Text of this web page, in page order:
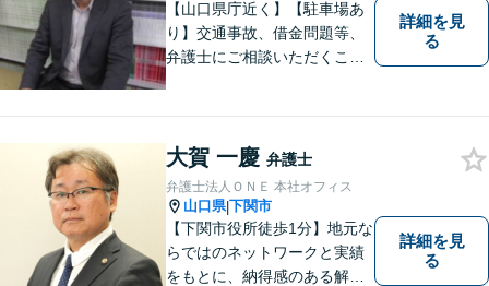
【山口県庁近く】【駐車場あ
り】交通事故、借金問題等、
弁護士にご相談いただくこと
る弁護士が、客観的視点から
事案を検討し、最適の解決方
法を探ります。
詳細を見
る
大賀 一慶 弁護士
弁護士法人ＯＮＥ 本社オフィス
山口県|下関市
【下関市役所徒歩1分】地元な
らではのネットワークと実績
をもとに、納得感のある解決
詳細を見
る